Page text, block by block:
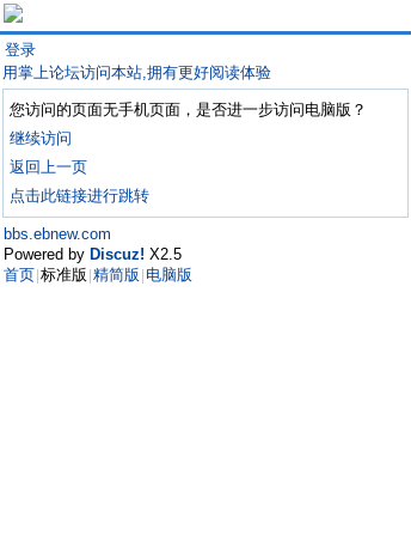
登录
用掌上论坛访问本站,拥有更好阅读体验
您访问的页面无手机页面，是否进一步访问电脑版？
继续访问
返回上一页
点击此链接进行跳转
bbs.ebnew.com
Powered by Discuz! X2.5
首页 标准版 精简版 电脑版